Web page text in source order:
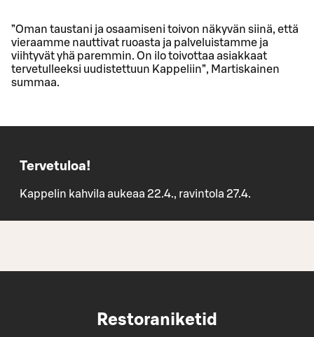
”Oman taustani ja osaamiseni toivon näkyvän siinä, että
vieraamme nauttivat ruoasta ja palveluistamme ja
viihtyvät yhä paremmin. On ilo toivottaa asiakkaat
tervetulleeksi uudistettuun Kappeliin”, Martiskainen
summaa.
Tervetuloa!
Kappelin kahvila aukeaa 22.4., ravintola 27.4.
Restoraniketid